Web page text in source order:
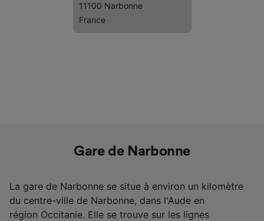
11100 Narbonne
France
Gare de Narbonne
La gare de Narbonne se situe à environ un kilomètre
du centre-ville de Narbonne, dans l'Aude en
région Occitanie. Elle se trouve sur les lignes